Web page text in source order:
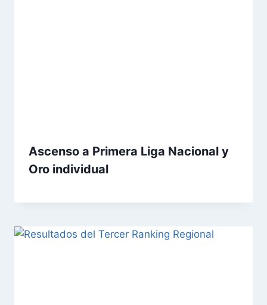
Ascenso a Primera Liga Nacional y
Oro individual